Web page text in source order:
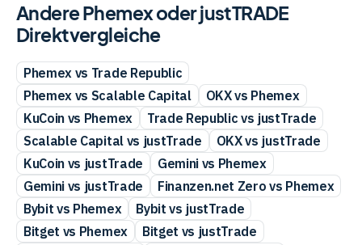
Andere Phemex oder justTRADE
Direktvergleiche
Phemex vs Trade Republic
Phemex vs Scalable Capital
OKX vs Phemex
KuCoin vs Phemex
Trade Republic vs justTrade
Scalable Capital vs justTrade
OKX vs justTrade
KuCoin vs justTrade
Gemini vs Phemex
Gemini vs justTrade
Finanzen.net Zero vs Phemex
Bybit vs Phemex
Bybit vs justTrade
Bitget vs Phemex
Bitget vs justTrade